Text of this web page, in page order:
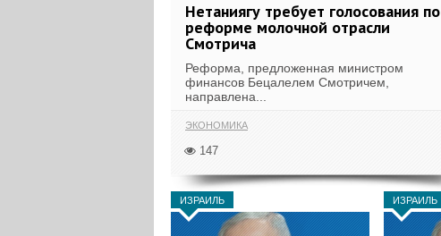
Нетаниягу требует голосования по
реформе молочной отрасли
Смотрича
Реформа, предложенная министром
финансов Бецалелем Смотричем,
направлена...
ЭКОНОМИКА
147
ИЗРАИЛЬ ИЗРАИЛЬ